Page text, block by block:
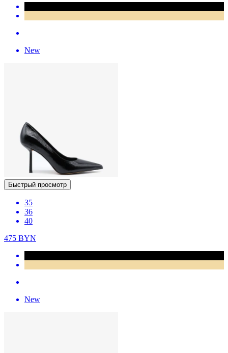
New
Быстрый просмотр
35
36
40
475 BYN
New